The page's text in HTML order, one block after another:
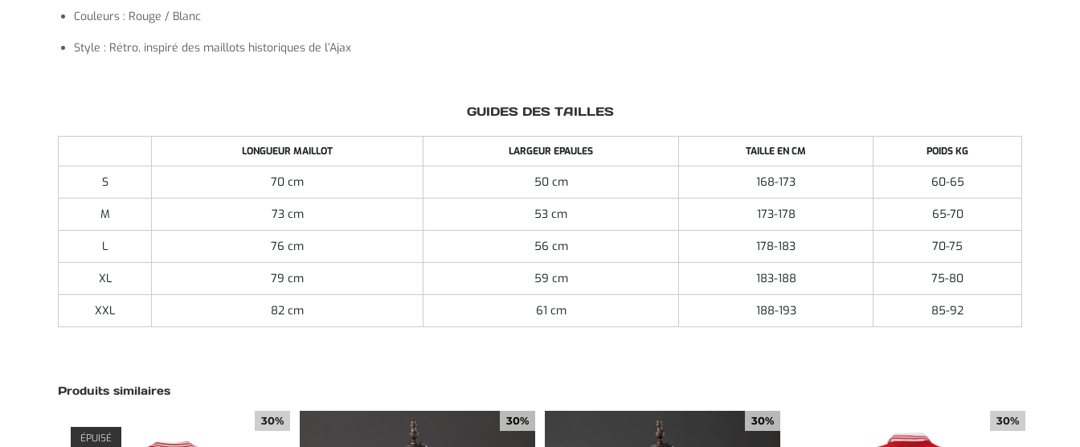
Couleurs : Rouge / Blanc
Style : Rétro, inspiré des maillots historiques de l’Ajax
GUIDES DES TAILLES
LONGUEUR MAILLOT LARGEUR EPAULES TAILLE EN CM POIDS KG
S 70 cm 50 cm 168-173 60-65
M 73 cm 53 cm 173-178 65-70
L 76 cm 56 cm 178-183 70-75
XL 79 cm 59 cm 183-188 75-80
XXL 82 cm 61 cm 188-193 85-92
Produits similaires
30%
ÉPUISÉ
30% 30% 30%